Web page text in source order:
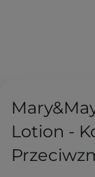
Lotion -